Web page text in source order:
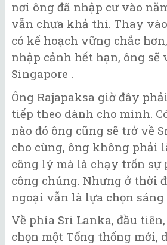
nơi ông đã nhập cư vào
vẫn chưa khả thi. Thay
có kế hoạch vững chắc
nhập cảnh hết hạn, ông sẽ
Singapore .
Ông Rajapaksa giờ đây
tiếp theo dành cho mình.
nào đó ông cũng sẽ trở về
cho cùng, ông không phải
công lý mà là chạy trốn sự
công chúng. Nhưng ở thời
ngoại vẫn là lựa chọn sáng
Về phía Sri Lanka, đầu
chọn một Tổng thống mới,